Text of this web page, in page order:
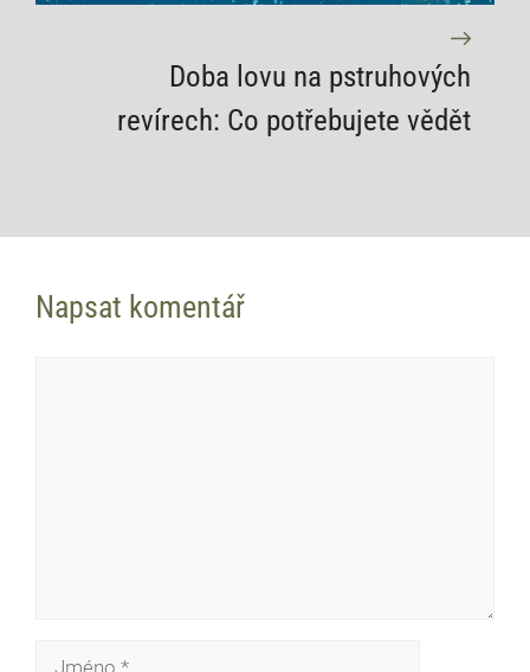
Doba lovu na pstruhových
revírech: Co potřebujete vědět
Napsat komentář